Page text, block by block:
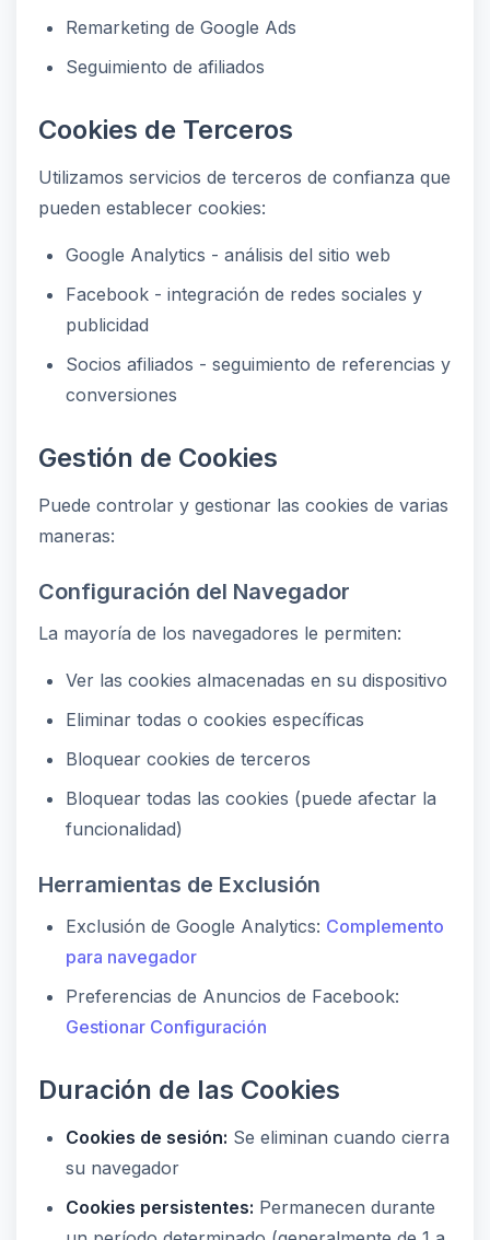
Remarketing de Google Ads
Seguimiento de afiliados
Cookies de Terceros
Utilizamos servicios de terceros de confianza que
pueden establecer cookies:
Google Analytics - análisis del sitio web
Facebook - integración de redes sociales y
publicidad
Socios afiliados - seguimiento de referencias y
conversiones
Gestión de Cookies
Puede controlar y gestionar las cookies de varias
maneras:
Configuración del Navegador
La mayoría de los navegadores le permiten:
Ver las cookies almacenadas en su dispositivo
Eliminar todas o cookies específicas
Bloquear cookies de terceros
Bloquear todas las cookies (puede afectar la
funcionalidad)
Herramientas de Exclusión
Exclusión de Google Analytics: Complemento
para navegador
Preferencias de Anuncios de Facebook:
Gestionar Configuración
Duración de las Cookies
Cookies de sesión: Se eliminan cuando cierra
su navegador
Cookies persistentes: Permanecen durante